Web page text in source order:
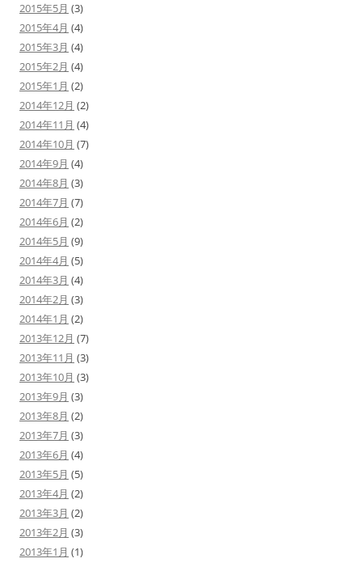
2015年5月 (3)
2015年4月 (4)
2015年3月 (4)
2015年2月 (4)
2015年1月 (2)
2014年12月 (2)
2014年11月 (4)
2014年10月 (7)
2014年9月 (4)
2014年8月 (3)
2014年7月 (7)
2014年6月 (2)
2014年5月 (9)
2014年4月 (5)
2014年3月 (4)
2014年2月 (3)
2014年1月 (2)
2013年12月 (7)
2013年11月 (3)
2013年10月 (3)
2013年9月 (3)
2013年8月 (2)
2013年7月 (3)
2013年6月 (4)
2013年5月 (5)
2013年4月 (2)
2013年3月 (2)
2013年2月 (3)
2013年1月 (1)